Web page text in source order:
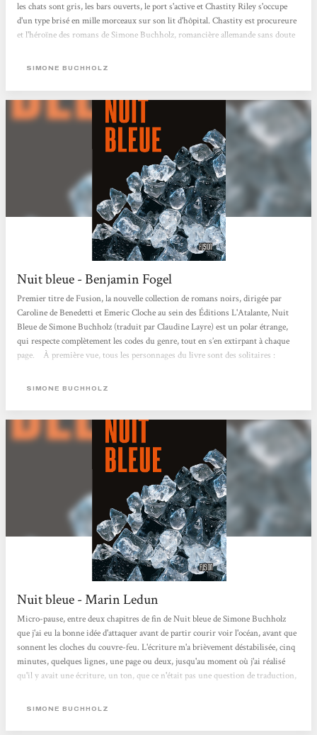
les chats sont gris, les bars ouverts, le port s'active et Chastity Riley s'occupe
d'un type brisé en mille morceaux sur son lit d'hôpital. Chastity est procureure
et l'héroïne des romans de Simone Buchholz, romancière allemande sans doute
personnages et des décors davantage que des intrigues spectaculaires. Après
SIMONE BUCHHOLZ
Nuit bleue - Benjamin Fogel
Premier titre de Fusion, la nouvelle collection de romans noirs, dirigée par
Caroline de Benedetti et Emeric Cloche au sein des Éditions L'Atalante, Nuit
Bleue de Simone Buchholz (traduit par Claudine Layre) est un polar étrange,
qui respecte complètement les codes du genre, tout en s’en extirpant à chaque
page. À première vue, tous les personnages du livre sont des solitaires :
son supérieur corrompu ; Faller Georg, commissaire à la retraite rongée par
SIMONE BUCHHOLZ
Nuit bleue - Marin Ledun
Micro-pause, entre deux chapitres de fin de Nuit bleue de Simone Buchholz
que j'ai eu la bonne idée d'attaquer avant de partir courir voir l'océan, avant que
sonnent les cloches du couvre-feu. L'écriture m'a brièvement déstabilisée, cinq
minutes, quelques lignes, une page ou deux, jusqu'au moment où j'ai réalisé
qu'il y avait une écriture, un ton, que ce n'était pas une question de traduction,
lâcher depuis. Je me régale. Ce personnage de Chastity Riley est dément,
SIMONE BUCHHOLZ